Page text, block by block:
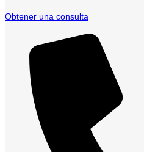
Obtener una consulta